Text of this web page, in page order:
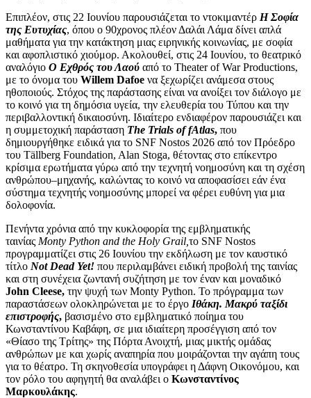
Επιπλέον, στις 22 Ιουνίου παρουσιάζεται το ντοκιμαντέρ Η Σοφία
της Ευτυχίας, όπου ο 90χρονος πλέον Δαλάι Λάμα δίνει απλά
μαθήματα για την κατάκτηση μιας ειρηνικής κοινωνίας, με σοφία
και αφοπλιστικό χιούμορ. Ακολουθεί, στις 24 Ιουνίου, το θεατρικό
αναλόγιο Ο Εχθρός του Λαού από το Theater of War Productions,
με το όνομα του Willem Dafoe να ξεχωρίζει ανάμεσα στους
ηθοποιούς. Στόχος της παράστασης είναι να ανοίξει τον διάλογο με
το κοινό για τη δημόσια υγεία, την ελευθερία του Τύπου και την
περιβαλλοντική δικαιοσύνη. Ιδιαίτερο ενδιαφέρον παρουσιάζει και
η συμμετοχική παράσταση The Trials of fAtlas, που
δημιουργήθηκε ειδικά για το SNF Nostos 2026 από τον Πρόεδρο
του Tällberg Foundation, Alan Stoga, θέτοντας στο επίκεντρο
κρίσιμα ερωτήματα γύρω από την τεχνητή νοημοσύνη και τη σχέση
ανθρώπου–μηχανής, καλώντας το κοινό να αποφασίσει εάν ένα
σύστημα τεχνητής νοημοσύνης μπορεί να φέρει ευθύνη για μια
δολοφονία.
Πενήντα χρόνια από την κυκλοφορία της εμβληματικής
ταινίας Monty Python and the Holy Grail, το SNF Nostos
προγραμματίζει στις 26 Ιουνίου την εκδήλωση με τον καυστικό
τίτλο Not Dead Yet! που περιλαμβάνει ειδική προβολή της ταινίας
και στη συνέχεια ζωντανή συζήτηση με τον έναν και μοναδικό
John Cleese, την ψυχή των Monty Python. Το πρόγραμμα των
παραστάσεων ολοκληρώνεται με το έργο Ιθάκη. Μακρύ ταξίδι
επιστροφής, βασισμένο στο εμβληματικό ποίημα του
Κωνσταντίνου Καβάφη, σε μια ιδιαίτερη προσέγγιση από τον
«Θίασο της Τρίτης» της Πόρτα Ανοιχτή, μιας μικτής ομάδας
ανθρώπων με και χωρίς αναπηρία που μοιράζονται την αγάπη τους
για το θέατρο. Τη σκηνοθεσία υπογράφει η Δάφνη Οικονόμου, και
τον ρόλο του αφηγητή θα αναλάβει ο Κωνσταντίνος
Μαρκουλάκης.